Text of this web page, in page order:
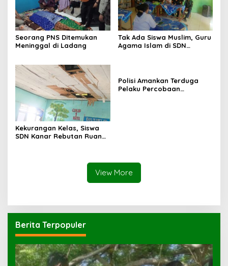
Seorang PNS Ditemukan
Meninggal di Ladang
Tak Ada Siswa Muslim, Guru
Agama Islam di SDN
Kekurangan Kelas, Siswa
SDN Kanar Rebutan Ruang
Polisi Amankan Terduga
Pelaku Percobaan
View More
Berita Terpopuler